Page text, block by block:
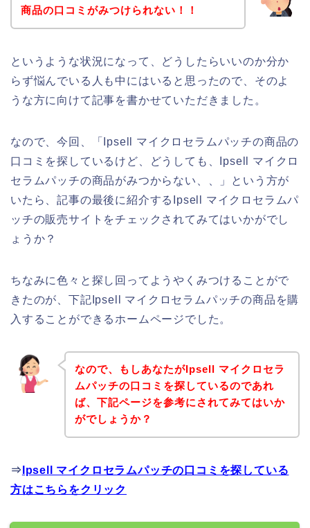
商品の口コミがみつけられない！！
というような状況になって、どうしたらいいのか分か
らず悩んでいる人も中にはいると思ったので、そのよ
うな方に向けて記事を書かせていただきました。
なので、今回、「Ipsell マイクロセラムパッチの商品の
口コミを探しているけど、どうしても、Ipsell マイクロ
セラムパッチの商品がみつからない、、」という方が
いたら、記事の最後に紹介するIpsell マイクロセラムパ
ッチの販売サイトをチェックされてみてはいかがでし
ょうか？
ちなみに色々と探し回ってようやくみつけることがで
きたのが、下記Ipsell マイクロセラムパッチの商品を購
入することができるホームページでした。
なので、もしあなたがIpsell マイクロセラ
ムパッチの口コミを探しているのであれ
ば、下記ページを参考にされてみてはいか
がでしょうか？
⇒ Ipsell マイクロセラムパッチの口コミを探している
方はこちらをクリック